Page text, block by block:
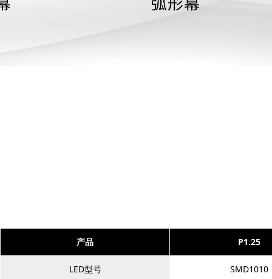
产品 P1.25
LED型号 SMD1010